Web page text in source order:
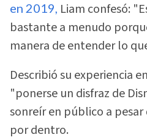
en 2019, Liam confesó:
bastante a menudo
manera de entender lo
Describió su experiencia
"ponerse un disfraz de
sonreír en público a
por dentro.